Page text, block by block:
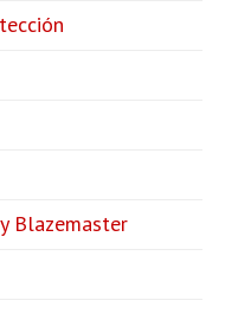
Blazemaster